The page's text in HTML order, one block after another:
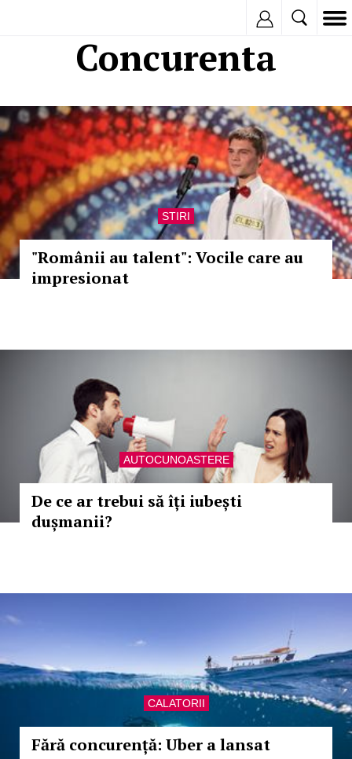
Concurenta
STIRI
"Românii au talent": Vocile care au
impresionat
AUTOCUNOASTERE
De ce ar trebui să îți iubești
dușmanii?
CALATORII
Fără concurență: Uber a lansat